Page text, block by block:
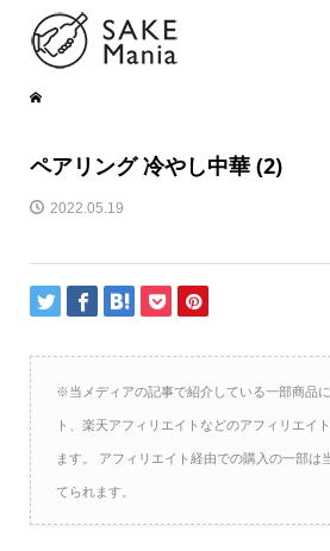
ペアリング 冷やし中華 (2)
2022.05.19
※当メディアの記事で紹介している一部商品
ト、楽天アフィリエイトなどのアフィリエイ
ます。 アフィリエイト経由での購入の一部は
てられます。